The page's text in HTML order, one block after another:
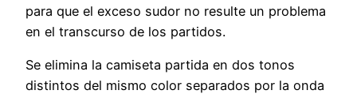
para que el exceso sudor no resulte un problema
en el transcurso de los partidos.
Se elimina la camiseta partida en dos tonos
distintos del mismo color separados por la onda